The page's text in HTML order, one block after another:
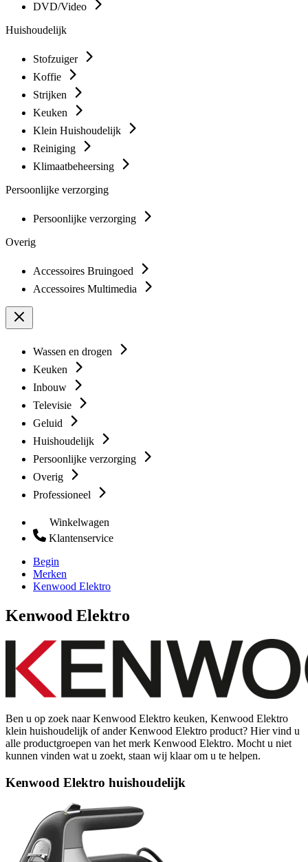
DVD/Video
Huishoudelijk
Stofzuiger
Koffie
Strijken
Keuken
Klein Huishoudelijk
Reiniging
Klimaatbeheersing
Persoonlijke verzorging
Persoonlijke verzorging
Overig
Accessoires Bruingoed
Accessoires Multimedia
Wassen en drogen
Keuken
Inbouw
Televisie
Geluid
Huishoudelijk
Persoonlijke verzorging
Overig
Professioneel
Winkelwagen
Klantenservice
Begin
Merken
Kenwood Elektro
Kenwood Elektro
Ben u op zoek naar Kenwood Elektro keuken, Kenwood Elektro
klein huishoudelijk of ander Kenwood Elektro product? Hier vind u
alle productgroepen van het merk Kenwood Elektro. Mocht u niet
kunnen vinden wat u zoekt, staan wij klaar om u te helpen.
Kenwood Elektro huishoudelijk